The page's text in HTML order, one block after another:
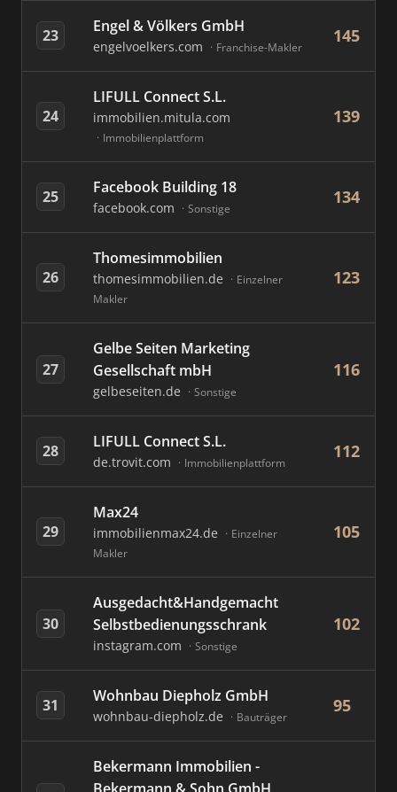
23 Engel & Völkers GmbH
engelvoelkers.com Franchise-Makler
145
24
LIFULL Connect S.L.
immobilien.mitula.com
Immobilienplattform
139
25 Facebook Building 18
facebook.com Sonstige
134
26
Thomesimmobilien
thomesimmobilien.de
Einzelner
Makler
123
27
Gelbe Seiten Marketing
Gesellschaft mbH
gelbeseiten.de Sonstige
116
28 LIFULL Connect S.L.
de.trovit.com Immobilienplattform
112
29
Max24
immobilienmax24.de
Einzelner
Makler
105
30
Ausgedacht&Handgemacht
Selbstbedienungsschrank
instagram.com Sonstige
102
31 Wohnbau Diepholz GmbH
wohnbau-diepholz.de Bauträger
95
Bekermann Immobilien -